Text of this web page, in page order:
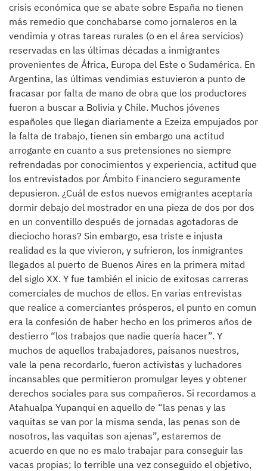
crisis económica que se abate sobre España no tienen
más remedio que conchabarse como jornaleros en la
vendimia y otras tareas rurales (o en el área servicios)
reservadas en las últimas décadas a inmigrantes
provenientes de África, Europa del Este o Sudamérica. En
Argentina, las últimas vendimias estuvieron a punto de
fracasar por falta de mano de obra que los productores
fueron a buscar a Bolivia y Chile. Muchos jóvenes
españoles que llegan diariamente a Ezeiza empujados por
la falta de trabajo, tienen sin embargo una actitud
arrogante en cuanto a sus pretensiones no siempre
refrendadas por conocimientos y experiencia, actitud que
los entrevistados por Ámbito Financiero seguramente
depusieron. ¿Cuál de estos nuevos emigrantes aceptaría
dormir debajo del mostrador en una pieza de dos por dos
en un conventillo después de jornadas agotadoras de
dieciocho horas? Sin embargo, esa triste e injusta
realidad es la que vivieron, y sufrieron, los inmigrantes
llegados al puerto de Buenos Aires en la primera mitad
del siglo XX. Y fue también el inicio de exitosas carreras
comerciales de muchos de ellos. En varias entrevistas
que realice a comerciantes prósperos, el punto en comun
era la confesión de haber hecho en los primeros años de
destierro “los trabajos que nadie quería hacer”. Y
muchos de aquellos trabajadores, paisanos nuestros,
vale la pena recordarlo, fueron activistas y luchadores
incansables que permitieron promulgar leyes y obtener
derechos sociales para sus compañeros. Si recordamos a
Atahualpa Yupanqui en aquello de “las penas y las
vaquitas se van por la misma senda, las penas son de
nosotros, las vaquitas son ajenas”, estaremos de
acuerdo en que no es malo trabajar para conseguir las
vacas propias; lo terrible una vez conseguido el objetivo,